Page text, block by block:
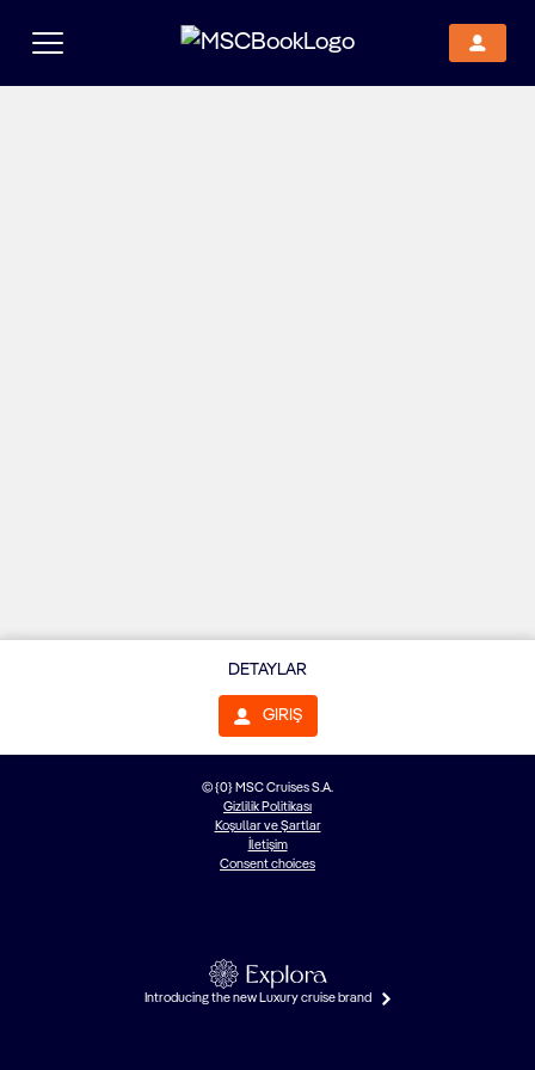
© {0} MSC Cruises S.A.
Gizlilik Politikası
Koşullar ve Şartlar
İletişim
Consent choices
Introducing the new Luxury cruise brand
DETAYLAR
GIRIŞ